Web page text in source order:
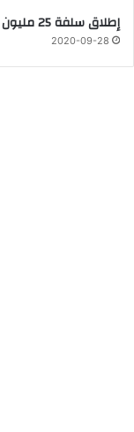
إطلاق سلفة 25 مليون دينار للموظفين وبتسديد لمدة 6 سنوات
2020-09-28